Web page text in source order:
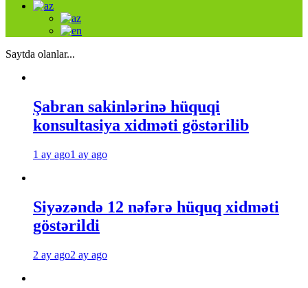
Saytda olanlar...
Şabran sakinlərinə hüquqi
konsultasiya xidməti göstərilib
1 ay ago1 ay ago
Siyəzəndə 12 nəfərə hüquq xidməti
göstərildi
2 ay ago2 ay ago